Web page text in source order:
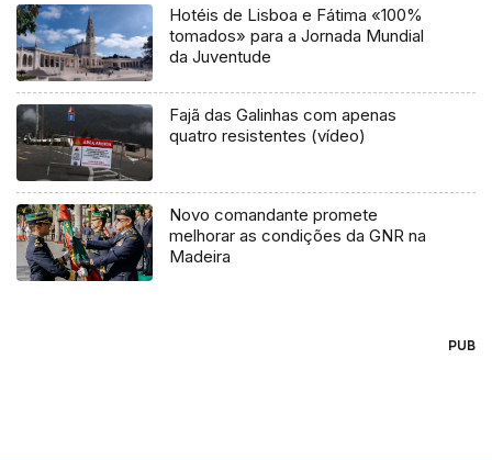
Hotéis de Lisboa e Fátima «100%
tomados» para a Jornada Mundial
da Juventude
Fajã das Galinhas com apenas
quatro resistentes (vídeo)
Novo comandante promete
melhorar as condições da GNR na
Madeira
PUB